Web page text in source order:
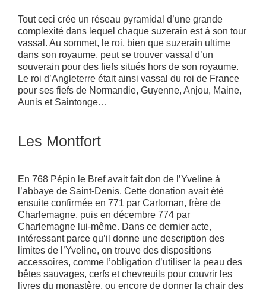
Tout ceci crée un réseau pyramidal d’une grande
complexité dans lequel chaque suzerain est à son tour
vassal. Au sommet, le roi, bien que suzerain ultime
dans son royaume, peut se trouver vassal d’un
souverain pour des fiefs situés hors de son royaume.
Le roi d’Angleterre était ainsi vassal du roi de France
pour ses fiefs de Normandie, Guyenne, Anjou, Maine,
Aunis et Saintonge…
Les Montfort
En 768 Pépin le Bref avait fait don de l’Yveline à
l’abbaye de Saint-Denis. Cette donation avait été
ensuite confirmée en 771 par Carloman, frère de
Charlemagne, puis en décembre 774 par
Charlemagne lui-même. Dans ce dernier acte,
intéressant parce qu’il donne une description des
limites de l’Yveline, on trouve des dispositions
accessoires, comme l’obligation d’utiliser la peau des
bêtes sauvages, cerfs et chevreuils pour couvrir les
livres du monastère, ou encore de donner la chair des